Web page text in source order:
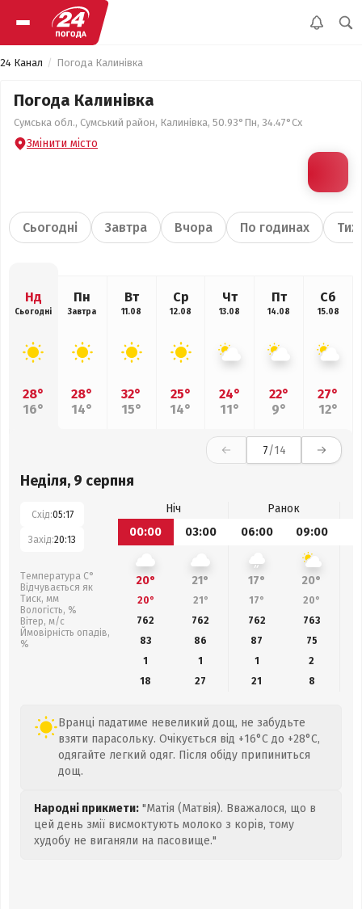
24 Канал Погода Калинівка
Погода Калинівка
Сумська обл., Сумський район, Калинівка, 50.93°Пн, 34.47°Сх
Змінити місто
Сьогодні Завтра Вчора По годинах
Нд
Сьогодні
28°
16°
Пн
Завтра
28°
14°
Вт
11.08
32°
15°
Ср
12.08
25°
14°
Чт
13.08
24°
11°
Пт
14.08
22°
9°
Сб
15.08
27°
12°
7/14
Неділя, 9 серпня
Схід:05:17
Захід:20:13
Температура С°
Відчувається як
Тиск, мм
Вологість, %
Вітер, м/с
Ймовірність опадів,
%
Ніч
Ранок
00:00
03:00 06:00 09:00
20° 21° 17° 20°
20° 21° 17° 20°
762
762 762 763
83
86 87 75
1
1 1
2
18
27 21 8
Вранці падатиме невеликий дощ, не забудьте
взяти парасольку. Очікується від +16°C до +28°C,
одягайте легкий одяг. Після обіду припиниться
дощ.
Народні прикмети: "Матія (Матвія). Вважалося, що в
цей день змії висмоктують молоко з корів, тому
худобу не виганяли на пасовище."